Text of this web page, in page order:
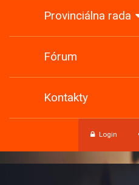
Provinciálna rada
Fórum
Kontakty
Login